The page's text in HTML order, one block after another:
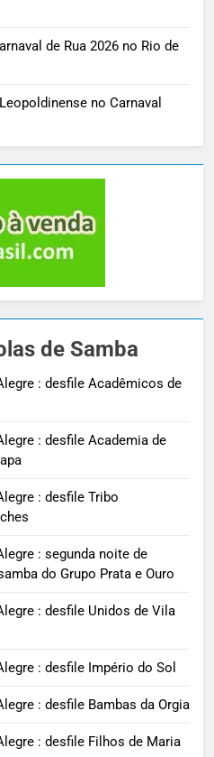
de Rua 2026 no Rio de
no Carnaval
de Samba
: desfile Acadêmicos de
: desfile Academia de
: desfile Tribo
: segunda noite de
do Grupo Prata e Ouro
: desfile Unidos de Vila
: desfile Império do Sol
: desfile Bambas da Orgia
: desfile Filhos de Maria